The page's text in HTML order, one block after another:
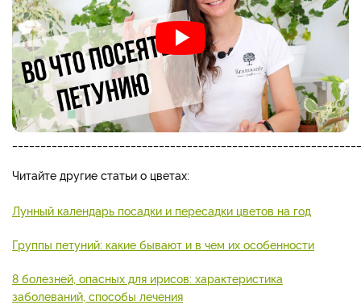
Читайте другие статьи о цветах:
Лунный календарь посадки и пересадки цветов на год
Группы петуний: какие бывают и в чем их особенности
8 болезней, опасных для ирисов: характеристика
заболеваний, способы лечения